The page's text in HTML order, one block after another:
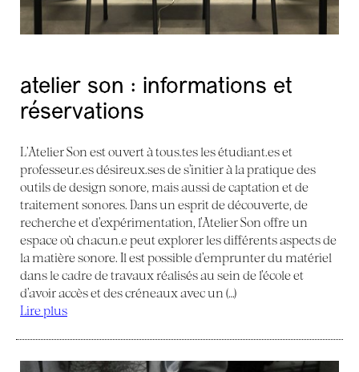
atelier son : informations et
réservations
L’Atelier Son est ouvert à tous.tes les étudiant.es et
professeur.es désireux.ses de s’initier à la pratique des
outils de design sonore, mais aussi de captation et de
traitement sonores. Dans un esprit de découverte, de
recherche et d’expérimentation, l’Atelier Son offre un
espace où chacun.e peut explorer les différents aspects de
la matière sonore. Il est possible d’emprunter du matériel
dans le cadre de travaux réalisés au sein de l’école et
d’avoir accès et des créneaux avec un (…)
Lire plus